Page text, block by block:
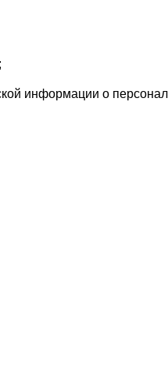
информации о